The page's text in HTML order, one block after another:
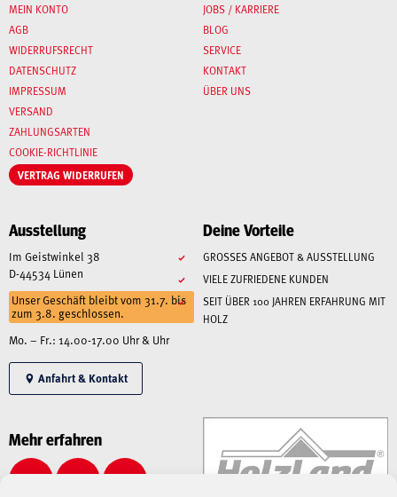
MEIN KONTO
AGB
WIDERRUFSRECHT
DATENSCHUTZ
IMPRESSUM
VERSAND
ZAHLUNGSARTEN
COOKIE-RICHTLINIE
VERTRAG WIDERRUFEN
JOBS / KARRIERE
BLOG
SERVICE
KONTAKT
ÜBER UNS
Ausstellung
Im Geistwinkel 38
D-44534 Lünen
Unser Geschäft bleibt vom 31.7. bis
zum 3.8. geschlossen.
Mo. – Fr.: 14.00-17.00 Uhr & Uhr
Anfahrt & Kontakt
Deine Vorteile
GROSSES ANGEBOT & AUSSTELLUNG
VIELE ZUFRIEDENE KUNDEN
SEIT ÜBER 100 JAHREN ERFAHRUNG MIT
HOLZ
Mehr erfahren